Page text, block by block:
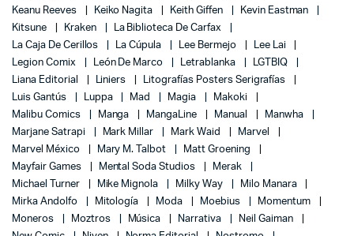
Keanu Reeves
Keiko Nagita Keith Giffen
Kevin Eastman
Kitsune
Kraken
La Biblioteca De Carfax
La Caja De Cerillos
La Cúpula Lee Bermejo
Lee Lai
Legion Comix
León De Marco Letrablanka
LGTBIQ
Liana Editorial
Liniers
Litografías Posters Serigrafías
Luis Gantús
Luppa Mad Magia
Makoki
Malibu Comics
Manga MangaLine Manual
Manwha
Marjane Satrapi
Mark Millar Mark Waid
Marvel
Marvel México
Mary M. Talbot
Matt Groening
Mayfair Games
Mental Soda Studios
Merak
Michael Turner
Mike Mignola Milky Way
Milo Manara
Mirka Andolfo
Mitología Moda Moebius
Momentum
Moneros
Moztros Música Narrativa
Neil Gaiman